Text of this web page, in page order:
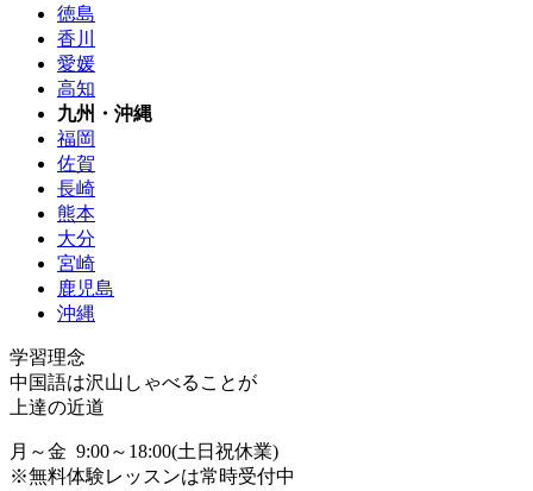
徳島
香川
愛媛
高知
九州・沖縄
福岡
佐賀
長崎
熊本
大分
宮崎
鹿児島
沖縄
学習理念
中国語は沢山しゃべることが
上達の近道
月～金 9:00～18:00(土日祝休業)
※無料体験レッスンは常時受付中